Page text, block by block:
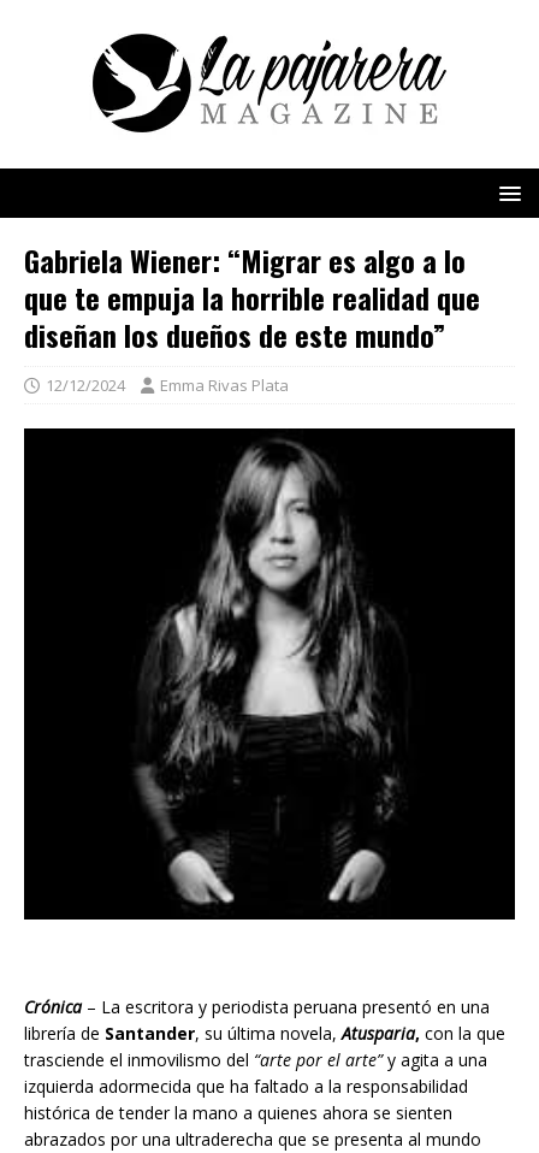
Gabriela Wiener: “Migrar es algo a lo
que te empuja la horrible realidad que
diseñan los dueños de este mundo”
12/12/2024 Emma Rivas Plata
Crónica– La escritora y periodista peruana presentó en una
librería de Santander, su última novela,Atusparia, con la que
trasciende el inmovilismo del “arte por el arte”y agita a una
izquierda adormecida que ha faltado a la responsabilidad
histórica de tender la mano a quienes ahora se sienten
abrazados por una ultraderecha que se presenta al mundo